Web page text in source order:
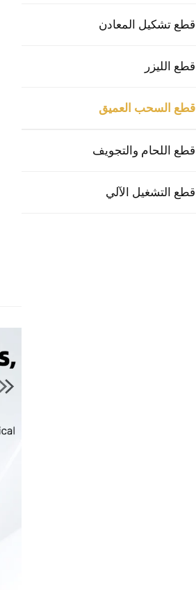
قطع تشكيل المعادن
قطع الليزر
قطع السحب العميق
قطع اللحام والتجويف
قطع التشغيل الآلي